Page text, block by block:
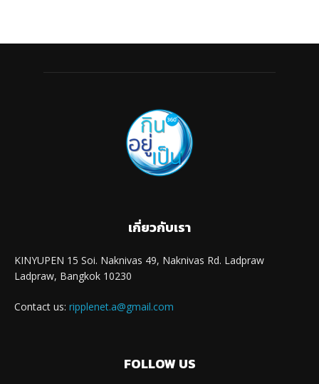
เกี่ยวกับเรา
KINYUPEN 15 Soi. Naknivas 49, Naknivas Rd. Ladpraw
Ladpraw, Bangkok 10230
Contact us: ripplenet.a@gmail.com
FOLLOW US